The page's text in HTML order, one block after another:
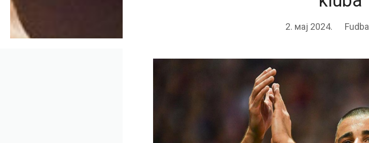
2. мај 2024. Fudbal